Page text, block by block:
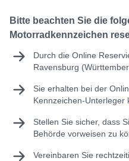
Bitte beachten Sie die
Motorradkennzeichen
Durch die Online
Ravensburg
Sie erhalten bei der
Kennzeichen-Unterleger
Stellen Sie sicher, dass
Behörde vorweisen zu
Vereinbaren Sie